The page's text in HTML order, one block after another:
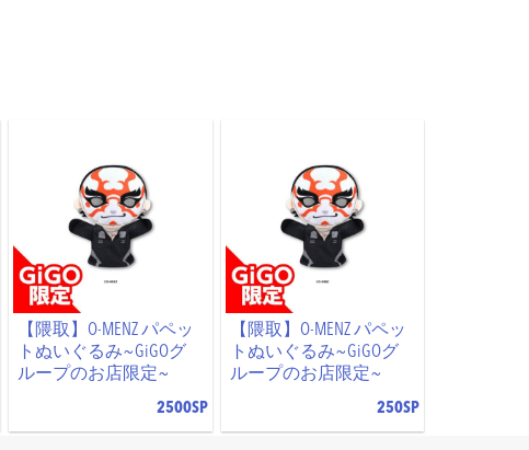
【隈取】O-MENZ パペッ
トぬいぐるみ~GiGOグ
ループのお店限定~
2500SP
【隈取】O-MENZ パペッ
トぬいぐるみ~GiGOグ
ループのお店限定~
250SP